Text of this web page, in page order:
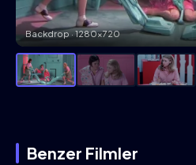
Backdrop · 1280×720
Benzer Filmler